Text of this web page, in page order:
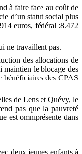
à faire face au coût de
d’un statut social plus
euros, fédéral :8.472
ne travaillent pas.
des allocations de
maintien le blocage des
bénéficiaires des CPAS
de Lens et Quévy, le
pas que la pauvreté
est omniprésente dans
deux jeunes enfants à